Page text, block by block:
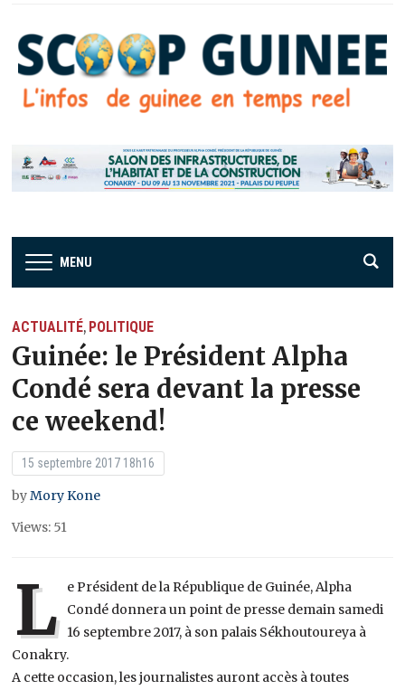
MENU
ACTUALITÉ, POLITIQUE
Guinée: le Président Alpha
Condé sera devant la presse
ce weekend!
15 septembre 2017 18h16
byMory Kone
Views: 51
L e Président de la République de Guinée, Alpha
Condé donnera un point de presse demain samedi
16 septembre 2017, à son palais Sékhoutoureya à
Conakry.
A cette occasion, les journalistes auront accès à toutes